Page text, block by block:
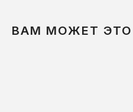
ВАМ МОЖЕТ ЭТО